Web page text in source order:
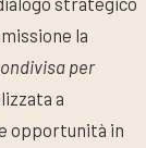
la
per
a
opportunità in